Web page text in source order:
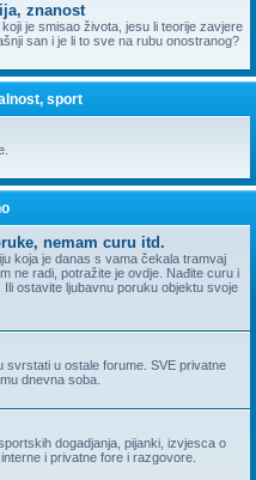
znanost
je smisao života, jesu li teorije zavjere
san i je li to sve na rubu onostranog?
sport
nemam curu itd.
koja je danas s vama čekala tramvaj
ne radi, potražite je ovdje. Nađite curu i
ostavite ljubavnu poruku objektu svoje
svrstati u ostale forume. SVE privatne
dnevna soba.
dogadjanja, pijanki, izvjesca o
i privatne fore i razgovore.